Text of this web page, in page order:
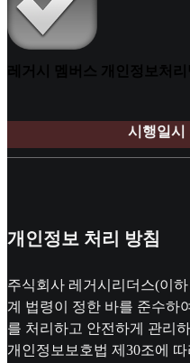
레거시 멤버스 개인정보처리
시행일시
개인정보 처리 방침
주식회사 레거시리더스(이
계 법령이 정한 바를 준수하
를 처리하고 안전하게 관리
개인정보보호법 제30조에